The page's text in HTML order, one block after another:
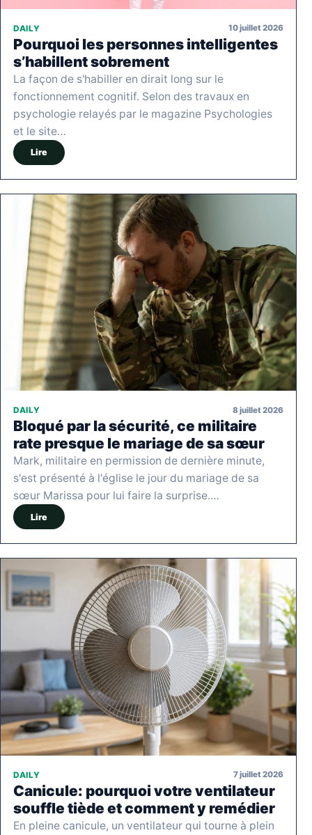
DAILY 10 juillet 2026
Pourquoi les personnes intelligentes
s’habillent sobrement
La façon de s'habiller en dirait long sur le
fonctionnement cognitif. Selon des travaux en
psychologie relayés par le magazine Psychologies
et le site…
Lire
DAILY 8 juillet 2026
Bloqué par la sécurité, ce militaire
rate presque le mariage de sa sœur
Mark, militaire en permission de dernière minute,
s'est présenté à l'église le jour du mariage de sa
sœur Marissa pour lui faire la surprise.…
Lire
DAILY 7 juillet 2026
Canicule: pourquoi votre ventilateur
souffle tiède et comment y remédier
En pleine canicule, un ventilateur qui tourne à plein